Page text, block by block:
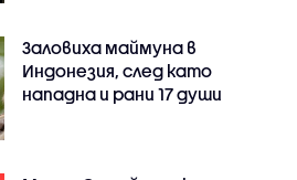
Заловиха маймуна в
Индонезия, след като
нападна и рани 17 души